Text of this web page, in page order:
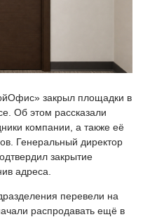
закрыл площадки в
Об этом рассказали
компании, а также её
Генеральный директор
закрытие
адреса.
перевели на
распродавать ещё в